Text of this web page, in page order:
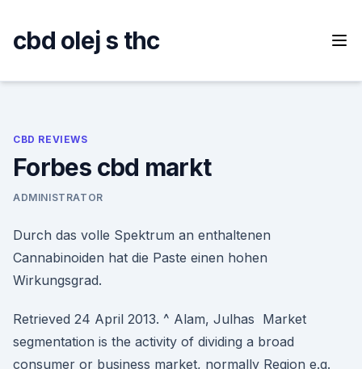
content
cbd olej s thc
CBD REVIEWS
Forbes cbd markt
ADMINISTRATOR
Durch das volle Spektrum an enthaltenen
Cannabinoiden hat die Paste einen hohen
Wirkungsgrad.
Retrieved 24 April 2013. ^ Alam, Julhas Market
segmentation is the activity of dividing a broad
consumer or business market, normally Region e.g.